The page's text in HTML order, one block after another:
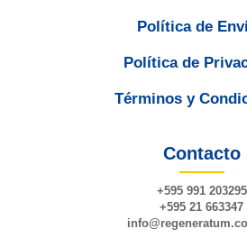
Política de
Política de
Términos y
Contacto
+595 991 203295
+595 21 663347
info@regeneratum